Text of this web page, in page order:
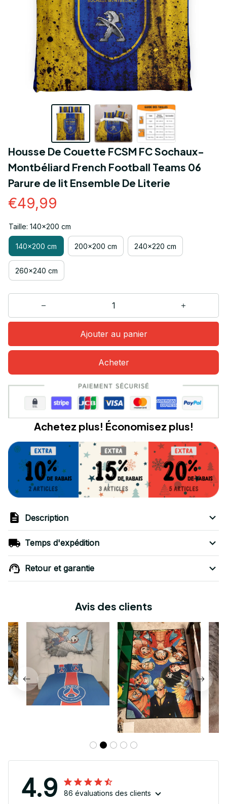
Housse De Couette FCSM FC Sochaux-
Montbéliard French Football Teams 06
Parure de lit Ensemble De Literie
€49,99
Taille: 140x200 cm
140x200 cm 200x200 cm 240x220 cm
260x240 cm
Ajouter au panier
Acheter
Achetez plus! Économisez plus!
Description
Temps d'expédition
Retour et garantie
Avis des clients
4.9 86 évaluations des clients